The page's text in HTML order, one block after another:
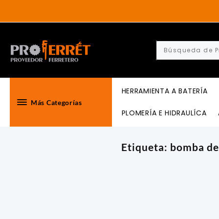
content
Más Categorías
HERRAMIENTA A BATERÍA
PLOMERÍA E HIDRAULÍCA
Etiqueta: bomba